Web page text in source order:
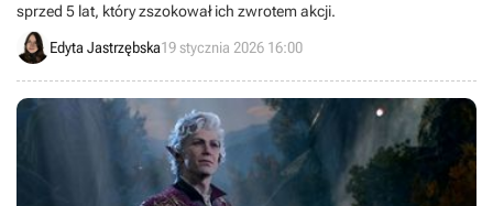
sprzed 5 lat, który zszokował ich zwrotem akcji.
Edyta Jastrzębska19 stycznia 2026 16:00